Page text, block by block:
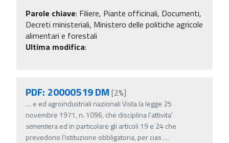
Parole chiave: Filiere, Piante officinali, Documenti,
Decreti ministeriali, Ministero delle politiche agricole
alimentari e forestali
Ultima modifica:
PDF: 20000519 DM [2%]
… e ed agroindustriali nazionali Vista la legge 25
novembre 1971, n. 1096, che disciplina l'attivita'
sementiera ed in particolare gli articoli 19 e 24 che
prevedono l'istituzione obbligatoria, per cias …